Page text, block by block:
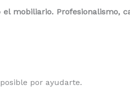
mobiliario. Profesionalismo,
por ayudarte.